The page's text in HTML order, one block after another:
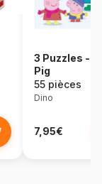
3 Puzzles -
Pig
55 pièces
Dino
7,95€